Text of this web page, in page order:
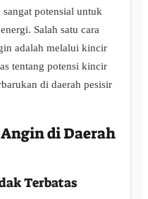
potensial untuk
Salah satu cara
adalah melalui kincir
tentang potensi kincir
di daerah pesisir
di Daerah
Terbatas